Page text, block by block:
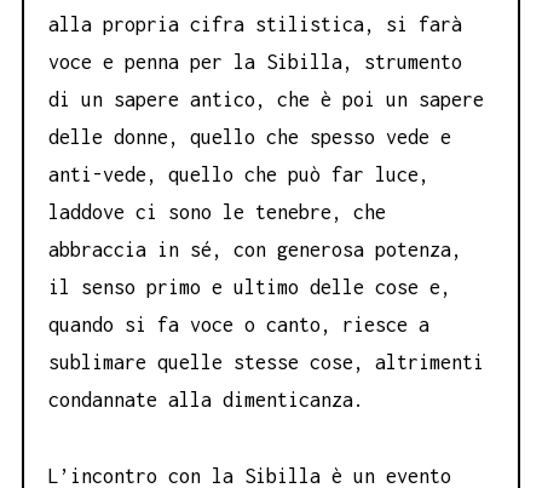
alla propria cifra stilistica, si farà
voce e penna per la Sibilla, strumento
di un sapere antico, che è poi un sapere
delle donne, quello che spesso vede e
anti-vede, quello che può far luce,
laddove ci sono le tenebre, che
abbraccia in sé, con generosa potenza,
il senso primo e ultimo delle cose e,
quando si fa voce o canto, riesce a
sublimare quelle stesse cose, altrimenti
condannate alla dimenticanza.
L’incontro con la Sibilla è un evento